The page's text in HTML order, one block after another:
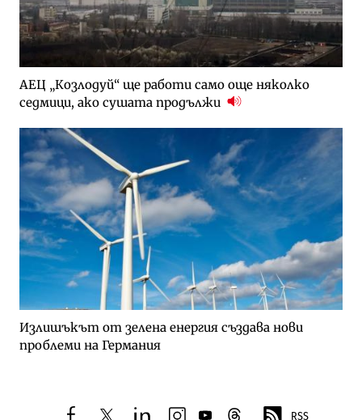
АЕЦ „Козлодуй“ ще работи само още няколко
седмици, ако сушата продължи
Излишъкът от зелена енергия създава нови
проблеми на Германия
RSS